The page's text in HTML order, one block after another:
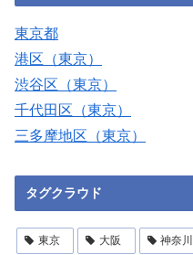
東京都
港区（東京）
渋谷区（東京）
千代田区（東京）
三多摩地区（東京）
タグクラウド
東京 大阪 神奈川